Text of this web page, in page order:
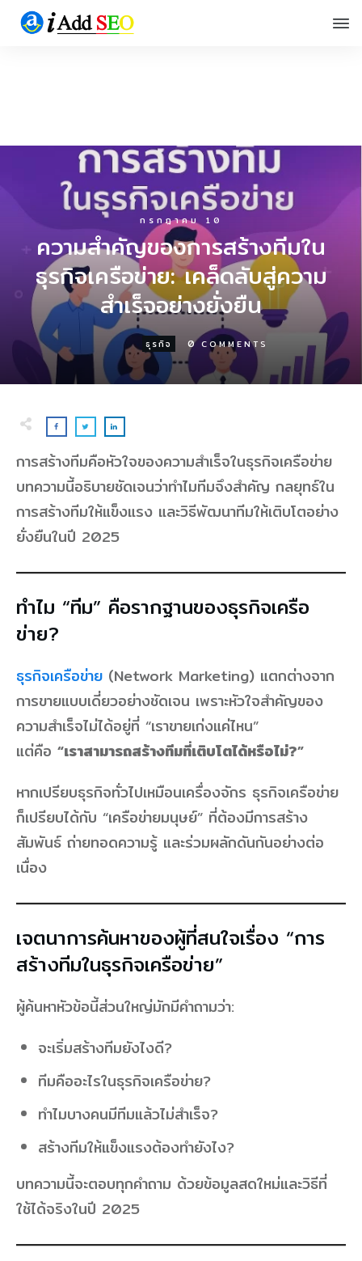
กรกฎาคม 10
ความสำคัญของการสร้างทีมใน
ธุรกิจเครือข่าย: เคล็ดลับสู่ความ
สำเร็จอย่างยั่งยืน
ธุรกิจ 0 COMMENTS
การสร้างทีมคือหัวใจของความสำเร็จในธุรกิจเครือข่าย
บทความนี้อธิบายชัดเจนว่าทำไมทีมจึงสำคัญ กลยุทธ์ใน
การสร้างทีมให้แข็งแรง และวิธีพัฒนาทีมให้เติบโตอย่าง
ยั่งยืนในปี 2025
ทำไม “ทีม” คือรากฐานของธุรกิจเครือ
ข่าย?
ธุรกิจเครือข่าย (Network Marketing) แตกต่างจาก
การขายแบบเดี่ยวอย่างชัดเจน เพราะหัวใจสำคัญของ
ความสำเร็จไม่ได้อยู่ที่ “เราขายเก่งแค่ไหน”
แต่คือ “เราสามารถสร้างทีมที่เติบโตได้หรือไม่?”
หากเปรียบธุรกิจทั่วไปเหมือนเครื่องจักร ธุรกิจเครือข่าย
ก็เปรียบได้กับ “เครือข่ายมนุษย์” ที่ต้องมีการสร้าง
สัมพันธ์ ถ่ายทอดความรู้ และร่วมผลักดันกันอย่างต่อ
เนื่อง
เจตนาการค้นหาของผู้ที่สนใจเรื่อง “การ
สร้างทีมในธุรกิจเครือข่าย”
ผู้ค้นหาหัวข้อนี้ส่วนใหญ่มักมีคำถามว่า:
จะเริ่มสร้างทีมยังไงดี?
ทีมคืออะไรในธุรกิจเครือข่าย?
ทำไมบางคนมีทีมแล้วไม่สำเร็จ?
สร้างทีมให้แข็งแรงต้องทำยังไง?
บทความนี้จะตอบทุกคำถาม ด้วยข้อมูลสดใหม่และวิธีที่
ใช้ได้จริงในปี 2025